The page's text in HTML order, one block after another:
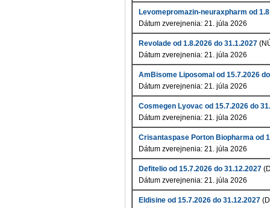
Levomepromazin-neuraxpharm od
Dátum zverejnenia: 21. júla 2026
Revolade od 1.8.2026 do 31.1.2027
Dátum zverejnenia: 21. júla 2026
AmBisome Liposomal od 15.7.2026
Dátum zverejnenia: 21. júla 2026
Cosmegen Lyovac od 15.7.2026 do
Dátum zverejnenia: 21. júla 2026
Crisantaspase Porton Biopharma od
Dátum zverejnenia: 21. júla 2026
Defitelio od 15.7.2026 do 31.12.2027
Dátum zverejnenia: 21. júla 2026
Eldisine od 15.7.2026 do 31.12.2027